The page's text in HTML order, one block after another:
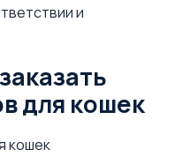
и
для кошек
кошек